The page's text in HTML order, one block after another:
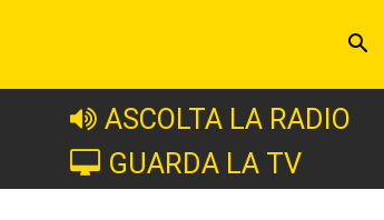
ASCOLTA LA RADIO
GUARDA LA TV